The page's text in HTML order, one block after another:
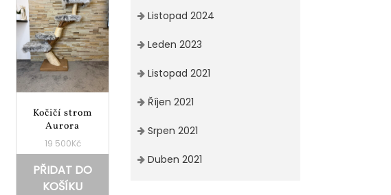
Kočičí strom
Aurora
19 500Kč
PŘIDAT DO
KOŠÍKU
Listopad 2024
Leden 2023
Listopad 2021
Říjen 2021
Srpen 2021
Duben 2021